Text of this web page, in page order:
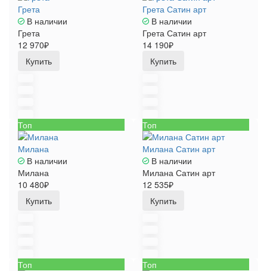
Грета
В наличии
Грета
12 970₽
Купить
Грета Сатин арт
В наличии
Грета Сатин арт
14 190₽
Купить
Топ
Милана
В наличии
Милана
10 480₽
Купить
Топ
Милана Сатин арт
В наличии
Милана Сатин арт
12 535₽
Купить
Топ Топ